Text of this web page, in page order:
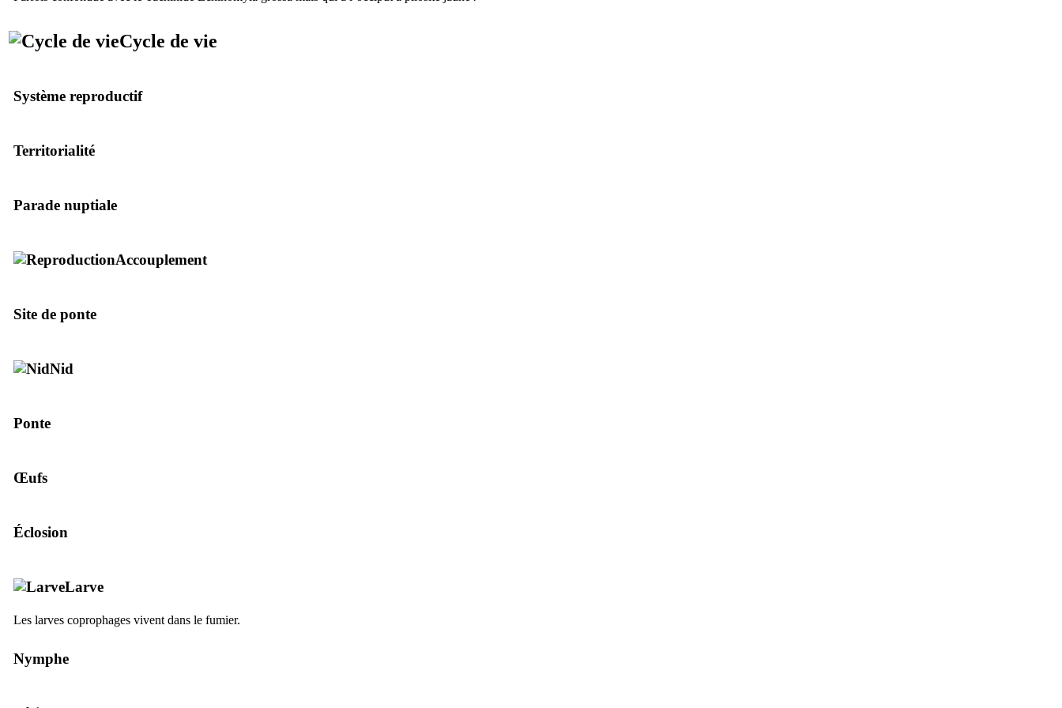
Cycle de vie
Système reproductif
Territorialité
Parade nuptiale
Accouplement
Site de ponte
Nid
Ponte
Œufs
Éclosion
Larve
Les larves coprophages vivent dans le fumier.
Nymphe